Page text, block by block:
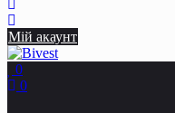
Мій акаунт
0
0